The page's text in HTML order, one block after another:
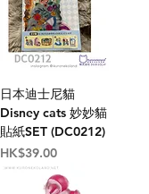
日本迪士尼貓
Disney cats 妙妙貓
貼紙SET (DC0212)
價格
HK$39.00